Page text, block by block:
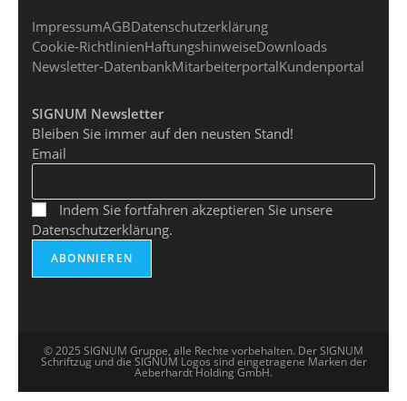
ImpressumAGBDatenschutzerklärung
Cookie-RichtlinienHaftungshinweiseDownloads
Newsletter-DatenbankMitarbeiterportalKundenportal
SIGNUM Newsletter
Bleiben Sie immer auf den neusten Stand!
Email
Indem Sie fortfahren akzeptieren Sie unsere
Datenschutzerklärung.
© 2025 SIGNUM Gruppe, alle Rechte vorbehalten. Der SIGNUM
Schriftzug und die SIGNUM Logos sind eingetragene Marken der
Aeberhardt Holding GmbH.